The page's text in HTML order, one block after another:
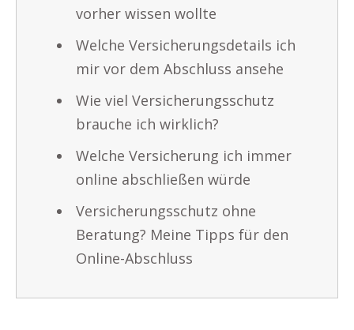
vorher wissen wollte
Welche Versicherungsdetails ich
mir vor dem Abschluss ansehe
Wie viel Versicherungsschutz
brauche ich wirklich?
Welche Versicherung ich immer
online abschließen würde
Versicherungsschutz ohne
Beratung? Meine Tipps für den
Online-Abschluss